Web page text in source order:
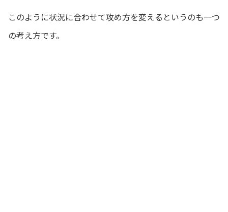
このように状況に合わせて攻め方を変えるというのも一つ
の考え方です。